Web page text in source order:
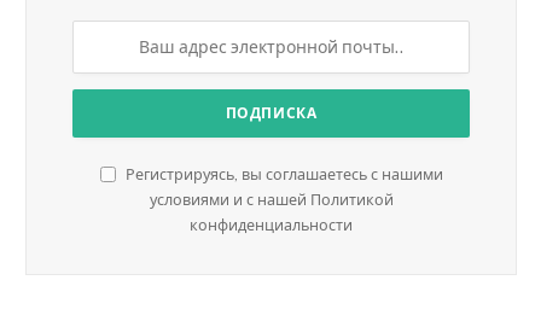
Регистрируясь, вы соглашаетесь с нашими
условиями и с нашей Политикой
конфиденциальности